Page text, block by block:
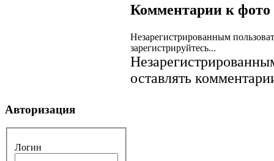
Комментарии к фото
Незарегистрированным
зарегистрируйтесь...
оставлять
Авторизация
Логин